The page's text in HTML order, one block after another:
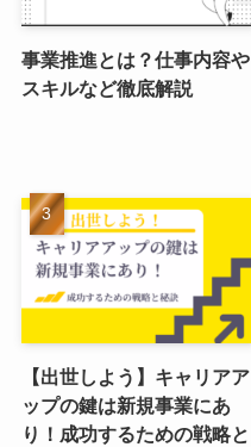
事業推進とは？仕事内容や
スキルなど徹底解説
【出世しよう】キャリアア
ップの鍵は新規事業にあ
り！成功するための戦略と